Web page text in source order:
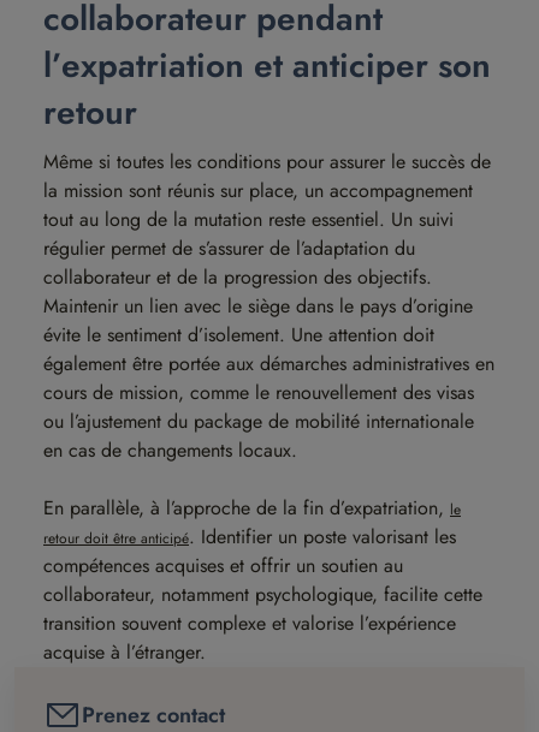
collaborateur pendant
l’expatriation et anticiper son
retour
Même si toutes les conditions pour assurer le succès de
la mission sont réunis sur place, un accompagnement
tout au long de la mutation reste essentiel. Un suivi
régulier permet de s’assurer de l’adaptation du
collaborateur et de la progression des objectifs.
Maintenir un lien avec le siège dans le pays d’origine
évite le sentiment d’isolement. Une attention doit
également être portée aux démarches administratives en
cours de mission, comme le renouvellement des visas
ou l’ajustement du package de mobilité internationale
en cas de changements locaux.
En parallèle, à l’approche de la fin d’expatriation, le
retour doit être anticipé. Identifier un poste valorisant les
compétences acquises et offrir un soutien au
collaborateur, notamment psychologique, facilite cette
transition souvent complexe et valorise l’expérience
acquise à l’étranger.
Prenez contact